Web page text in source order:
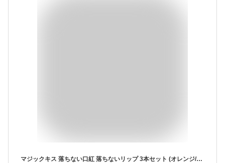
マジックキス 落ちない口紅 落ちないリップ 3本セット (オレンジ/ピンク/イエロー) 口紅 落ちない リップ リップティント MAGIC KISS WITH ALOE VERA HAWAII ハワイ コスメ ABC口紅 色が変わる口紅 マスク マスクにつかない口紅 おすすめ 落ちにくい口紅 プチプラ あす楽